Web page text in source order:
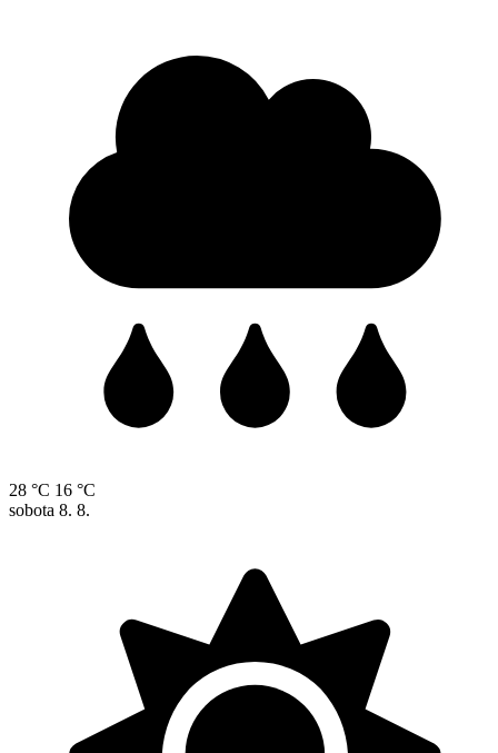
28 °C 16 °C
sobota 8. 8.